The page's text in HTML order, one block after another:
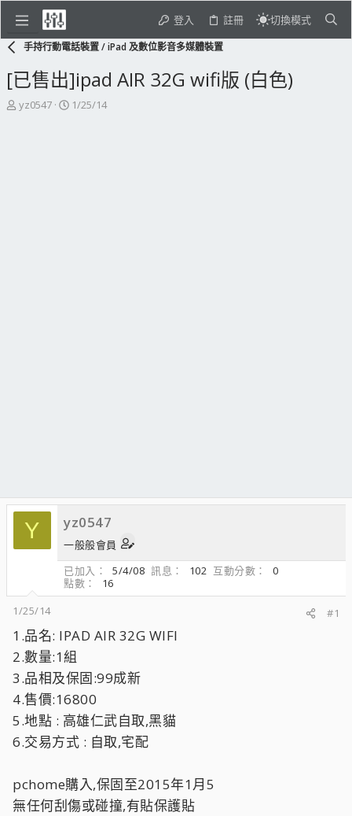
登入 註冊 切換模式
手持行動電話裝置 / iPad 及數位影音多媒體裝置
[已售出]ipad AIR 32G wifi版 (白色)
主
yz0547
開
1/25/14
Y yz0547
一般般會員
已加入
5/4/08 訊息 102 互動分數
0
點數
16
1/25/14
#1
1.品名: IPAD AIR 32G WIFI
2.數量:1組
3.品相及保固:99成新
4.售價:16800
5.地點 : 高雄仁武自取,黑貓
6.交易方式 : 自取,宅配
pchome購入,保固至2015年1月5
無任何刮傷或碰撞,有貼保護貼